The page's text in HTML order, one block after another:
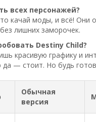
всех персонажей?
качай моды, и всё! Они
лишних заморочек.
Destiny Child?
красивую графику и
да — стоит. Но будь
Обычная
версия